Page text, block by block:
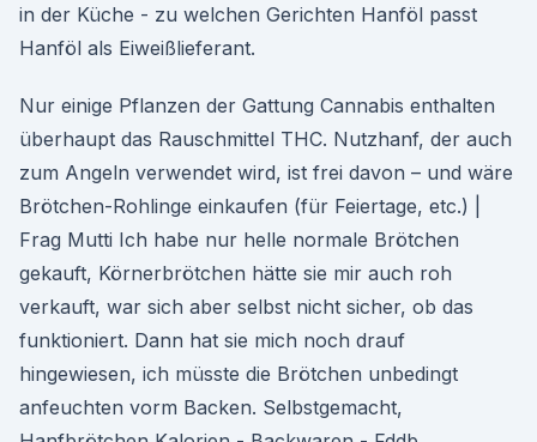
in der Küche - zu welchen Gerichten Hanföl passt
Hanföl als Eiweißlieferant.
Nur einige Pflanzen der Gattung Cannabis enthalten
überhaupt das Rauschmittel THC. Nutzhanf, der auch
zum Angeln verwendet wird, ist frei davon – und wäre
Brötchen-Rohlinge einkaufen (für Feiertage, etc.) |
Frag Mutti Ich habe nur helle normale Brötchen
gekauft, Körnerbrötchen hätte sie mir auch roh
verkauft, war sich aber selbst nicht sicher, ob das
funktioniert. Dann hat sie mich noch drauf
hingewiesen, ich müsste die Brötchen unbedingt
anfeuchten vorm Backen. Selbstgemacht,